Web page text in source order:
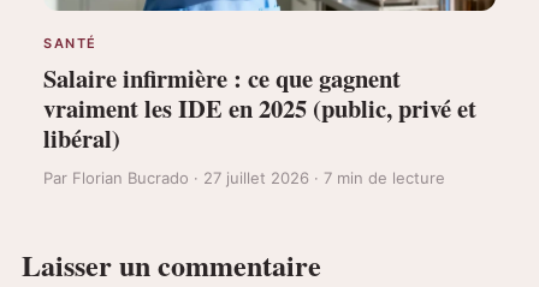
SANTÉ
Salaire infirmière : ce que gagnent
vraiment les IDE en 2025 (public, privé et
libéral)
Par Florian Bucrado · 27 juillet 2026 · 7 min de lecture
Laisser un commentaire